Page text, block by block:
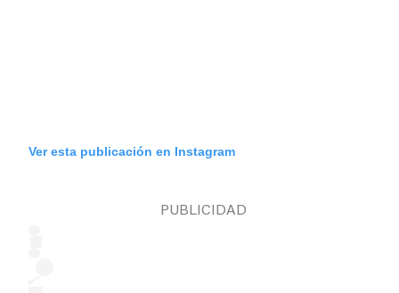
Ver esta publicación en Instagram